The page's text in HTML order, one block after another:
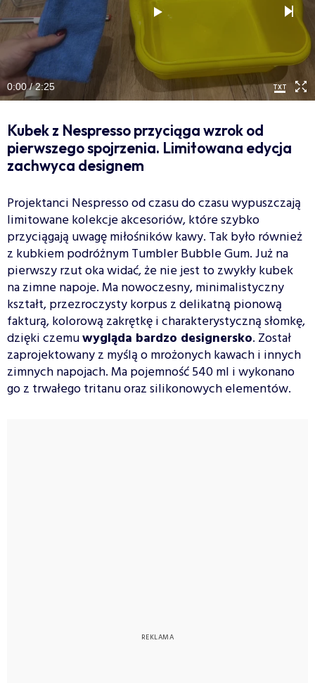
0:00 / 2:25
Kubek z Nespresso przyciąga wzrok od
pierwszego spojrzenia. Limitowana edycja
zachwyca designem
Projektanci Nespresso od czasu do czasu wypuszczają
limitowane kolekcje akcesoriów, które szybko
przyciągają uwagę miłośników kawy. Tak było również
z kubkiem podróżnym Tumbler Bubble Gum. Już na
pierwszy rzut oka widać, że nie jest to zwykły kubek
na zimne napoje. Ma nowoczesny, minimalistyczny
kształt, przezroczysty korpus z delikatną pionową
fakturą, kolorową zakrętkę i charakterystyczną słomkę,
dzięki czemuwygląda bardzo designersko. Został
zaprojektowany z myślą o mrożonych kawach i innych
zimnych napojach. Ma pojemność 540 ml i wykonano
go z trwałego tritanu oraz silikonowych elementów.